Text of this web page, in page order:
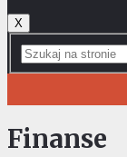
X
Finanse